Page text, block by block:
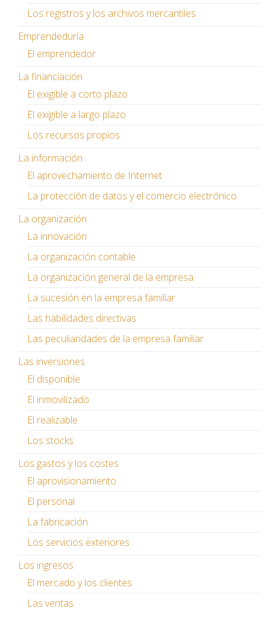
Los registros y los archivos mercantiles
Emprendeduría
El emprendedor
La financiación
El exigible a corto plazo
El exigible a largo plazo
Los recursos propios
La información
El aprovechamiento de Internet
La protección de datos y el comercio electrónico
La organización
La innovación
La organización contable
La organización general de la empresa
La sucesión en la empresa familiar
Las habilidades directivas
Las peculiaridades de la empresa familiar
Las inversiones
El disponible
El inmovilizado
El realizable
Los stocks
Los gastos y los costes
El aprovisionamiento
El personal
La fabricación
Los servicios exteriores
Los ingresos
El mercado y los clientes
Las ventas